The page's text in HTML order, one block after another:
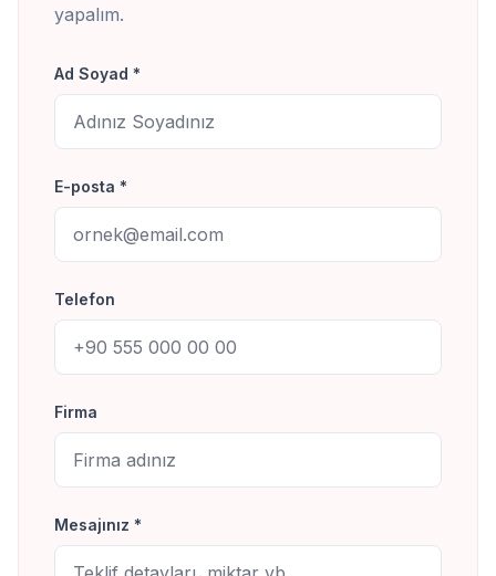
yapalım.
Ad Soyad *
E-posta *
Telefon
Firma
Mesajınız *